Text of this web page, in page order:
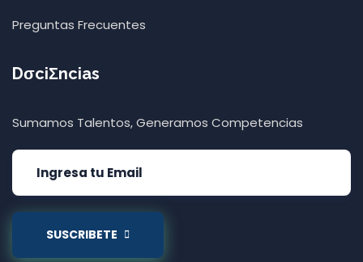
Preguntas Frecuentes
DσciΣncias
Sumamos Talentos, Generamos Competencias
SUSCRIBETE